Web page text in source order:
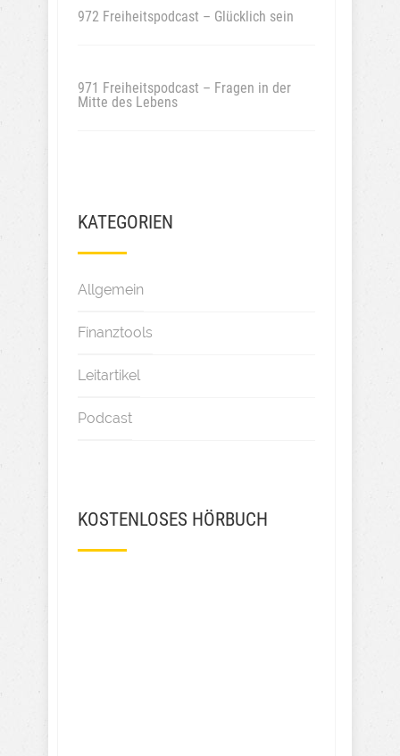
972 Freiheitspodcast – Glücklich sein
971 Freiheitspodcast – Fragen in der
Mitte des Lebens
KATEGORIEN
Allgemein
Finanztools
Leitartikel
Podcast
KOSTENLOSES HÖRBUCH